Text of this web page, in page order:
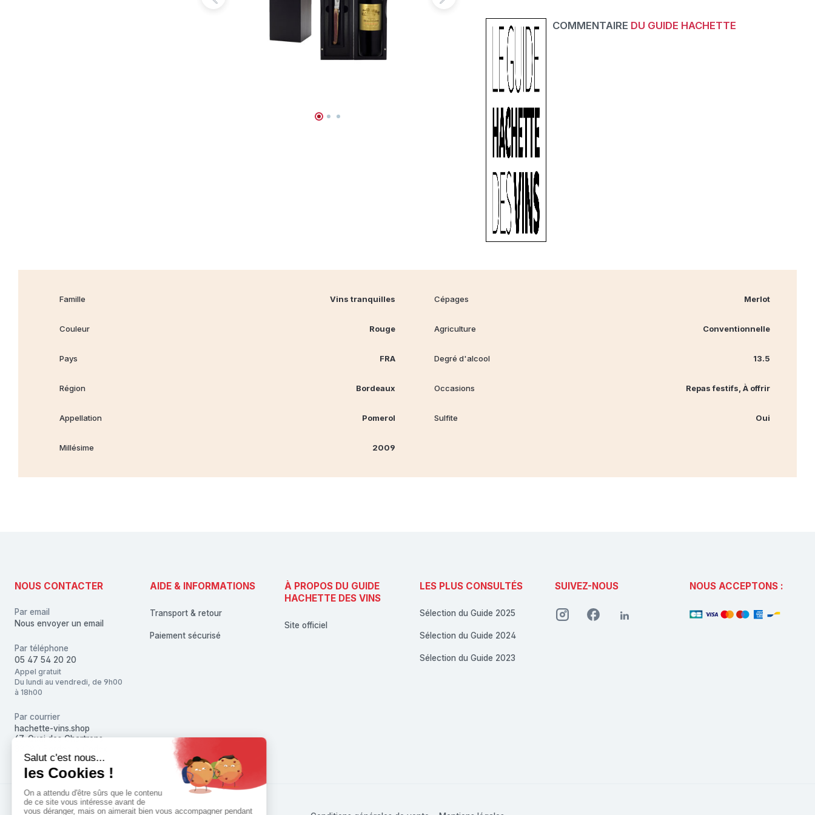
COMMENTAIRE DU GUIDE HACHETTE
Famille Vins tranquilles
Couleur Rouge
Pays FRA
Région Bordeaux
Appellation Pomerol
Millésime 2009
Cépages Merlot
Agriculture Conventionnelle
Degré d'alcool 13.5
Occasions Repas festifs, À offrir
Sulfite Oui
NOUS CONTACTER
Par email
Nous envoyer un email
Par téléphone
05 47 54 20 20
Appel gratuit
Du lundi au vendredi, de 9h00
à 18h00
Par courrier
hachette-vins.shop
67, Quai des Chartrons
AIDE & INFORMATIONS
Transport & retour
Paiement sécurisé
À PROPOS DU GUIDE
HACHETTE DES VINS
Site officiel
LES PLUS CONSULTÉS
Sélection du Guide 2025
Sélection du Guide 2024
Sélection du Guide 2023
SUIVEZ-NOUS NOUS ACCEPTONS :